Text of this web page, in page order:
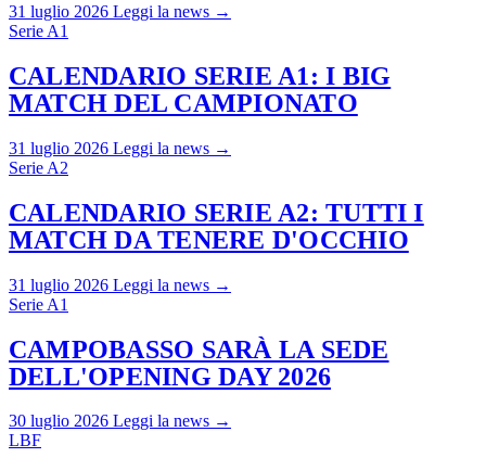
31 luglio 2026 Leggi la news →
Serie A1
CALENDARIO SERIE A1: I BIG
MATCH DEL CAMPIONATO
31 luglio 2026 Leggi la news →
Serie A2
CALENDARIO SERIE A2: TUTTI I
MATCH DA TENERE D'OCCHIO
31 luglio 2026 Leggi la news →
Serie A1
CAMPOBASSO SARÀ LA SEDE
DELL'OPENING DAY 2026
30 luglio 2026 Leggi la news →
LBF